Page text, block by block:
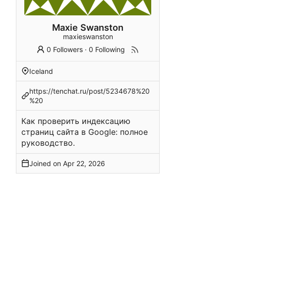
Maxie Swanston
maxieswanston
0 Followers ·0 Following
Iceland
https://tenchat.ru/post/5234678%20
%20
Как проверить индексацию
страниц сайта в Google: полное
руководство.
Joined on